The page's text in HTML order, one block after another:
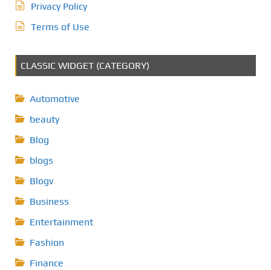
Privacy Policy
Terms of Use
CLASSIC WIDGET (CATEGORY)
Automotive
beauty
Blog
blogs
Blogv
Business
Entertainment
Fashion
Finance